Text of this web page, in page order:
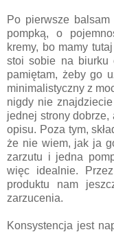
Po pierwsze
pompką, o
kremy, bo mamy
stoi sobie na biurku
pamiętam, żeby go
minimalistyczny z
nigdy nie
jednej strony
opisu. Poza tym,
że nie wiem, jak ja
zarzutu i jedna
więc idealnie.
produktu nam
zarzucenia.
Konsystencja jest